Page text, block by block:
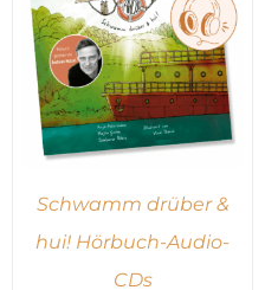
Schwamm drüber &
hui! Hörbuch-Audio-
CDs